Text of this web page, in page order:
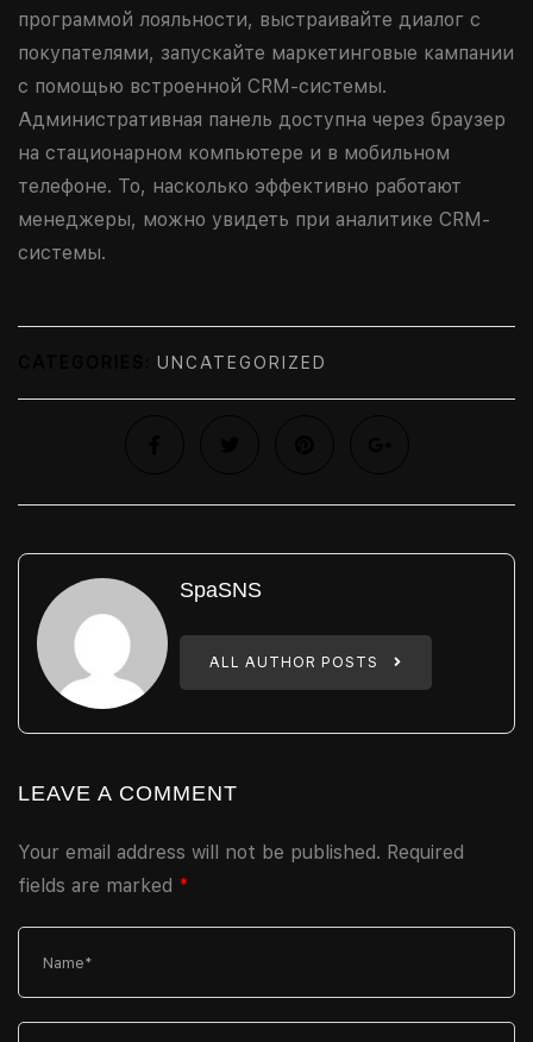
программой лояльности, выстраивайте диалог с
покупателями, запускайте маркетинговые кампании
с помощью встроенной CRM-системы.
Административная панель доступна через браузер
на стационарном компьютере и в мобильном
телефоне. То, насколько эффективно работают
менеджеры, можно увидеть при аналитике CRM-
системы.
UNCATEGORIZED
SpaSNS
ALL AUTHOR POSTS
LEAVE A COMMENT
Your email address will not be published. Required
fields are marked *